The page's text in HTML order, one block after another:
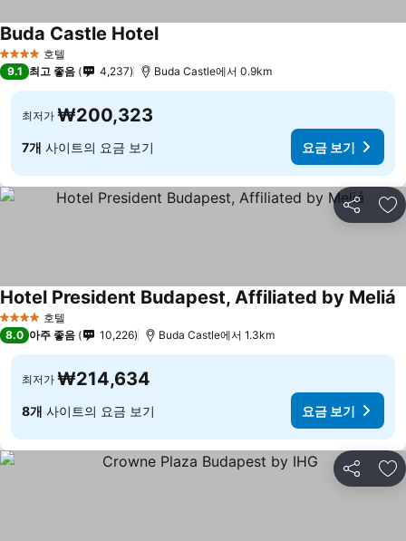
4 성급 호텔
Buda Castle Hotel
9.1 최고 좋음 4,237 Buda Castle에서 0.9km
최저가 ₩200,323
7개 사이트의 요금 보기 요금 보기
공유 즐
4 성급 호텔
Hotel President Budapest, Affiliated by Meliá
8.0 아주 좋음 10,226 Buda Castle에서 1.3km
최저가 ₩214,634
8개 사이트의 요금 보기 요금 보기
공유 즐